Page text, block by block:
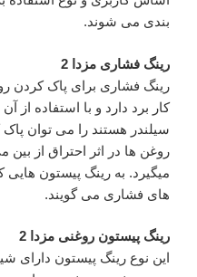
بندی می شوند.
رینگ فشاری مزدا 2
رینگ فشاری برای پاک کردن
کار برد دارد و با استفاده از
سیلندر هستند را می توان پاک
روغن ها در اثر احتراق از
میگیرد. به رینگ پیستون هایی
های فشاری می گویند.
رینگ پیستون روغنی مزدا 2
این نوع رینگ پیستون دارای